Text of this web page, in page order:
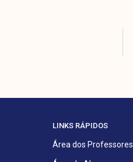
LINKS RÁPIDOS
Área dos Professores